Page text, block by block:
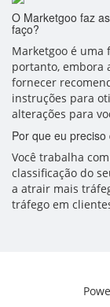
O Marketgoo faz
faço?
Marketgoo é uma
portanto, embora
fornecer
instruções para
alterações para
Por que eu
Você trabalha
classificação do
a atrair mais
tráfego em